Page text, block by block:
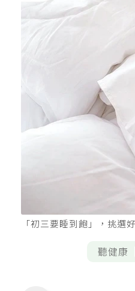
「初三要睡到飽」，挑選
聽健康